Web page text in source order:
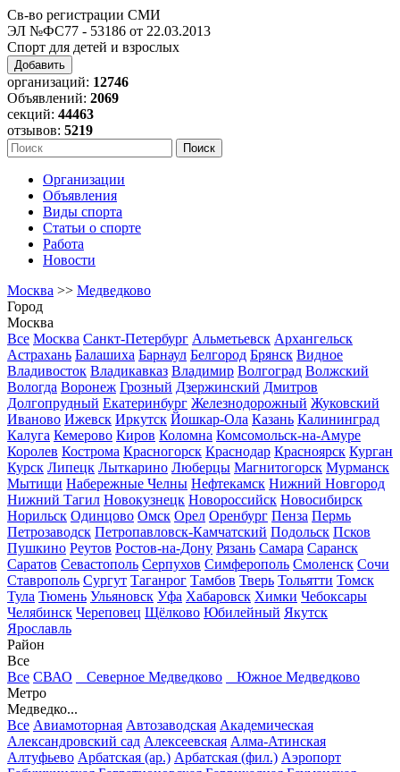
Св-во регистрации СМИ
ЭЛ №ФС77 - 53186 от 22.03.2013
Спорт для детей и взрослых
Добавить
организаций: 12746
Объявлений: 2069
секций: 44463
отзывов: 5219
Организации
Объявления
Виды спорта
Статьи о спорте
Работа
Новости
Москва >> Медведково
Город
Москва
Все Москва Санкт-Петербург Альметьевск Архангельск
Астрахань Балашиха Барнаул Белгород Брянск Видное
Владивосток Владикавказ Владимир Волгоград Волжский
Вологда Воронеж Грозный Дзержинский Дмитров
Долгопрудный Екатеринбург Железнодорожный Жуковский
Иваново Ижевск Иркутск Йошкар-Ола Казань Калининград
Калуга Кемерово Киров Коломна Комсомольск-на-Амуре
Королев Кострома Красногорск Краснодар Красноярск Курган
Курск Липецк Лыткарино Люберцы Магнитогорск Мурманск
Мытищи Набережные Челны Нефтекамск Нижний Новгород
Нижний Тагил Новокузнецк Новороссийск Новосибирск
Норильск Одинцово Омск Орел Оренбург Пенза Пермь
Петрозаводск Петропавловск-Камчатский Подольск Псков
Пушкино Реутов Ростов-на-Дону Рязань Самара Саранск
Саратов Севастополь Серпухов Симферополь Смоленск Сочи
Ставрополь Сургут Таганрог Тамбов Тверь Тольятти Томск
Тула Тюмень Ульяновск Уфа Хабаровск Химки Чебоксары
Челябинск Череповец Щёлково Юбилейный Якутск
Ярославль
Район
Все
Все СВАО Северное Медведково
Южное Медведково
Метро
Медведко...
Все Авиамоторная Автозаводская Академическая
Александровский сад Алексеевская Алма-Атинская
Алтуфьево Арбатская (ар.) Арбатская (фил.) Аэропорт